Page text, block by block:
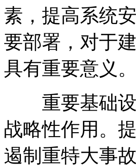
素 ， 提高系统
要部署 ， 对于
具有重要意义 。
重要基础设
战略性作用 。
遏制重特大事